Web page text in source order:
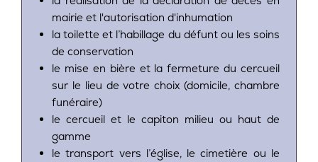
mairie et l'autorisation d'inhumation
la toilette et l’habillage du défunt ou les soins
de conservation
le mise en bière et la fermeture du cercueil
sur le lieu de votre choix (domicile, chambre
funéraire)
le cercueil et le capiton milieu ou haut de
gamme
le transport vers l’église, le cimetière ou le